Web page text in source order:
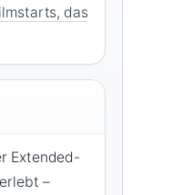
das
Extended-
–